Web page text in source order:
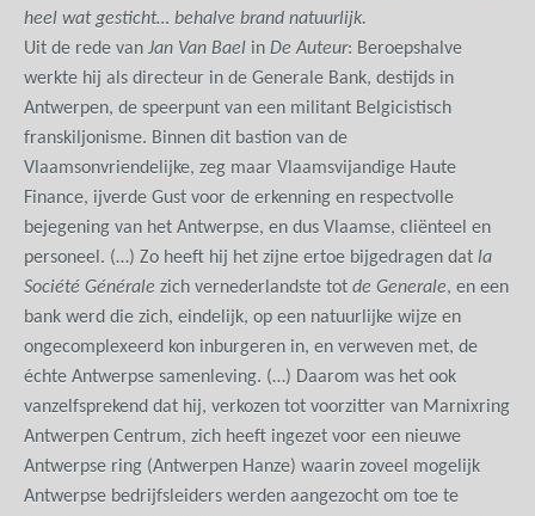
heel wat gesticht… behalve brand natuurlijk.
Uit de rede van Jan Van Bael in De Auteur: Beroepshalve
werkte hij als directeur in de Generale Bank, destijds in
Antwerpen, de speerpunt van een militant Belgicistisch
franskiljonisme. Binnen dit bastion van de
Vlaamsonvriendelijke, zeg maar Vlaamsvijandige Haute
Finance, ijverde Gust voor de erkenning en respectvolle
bejegening van het Antwerpse, en dus Vlaamse, cliënteel en
personeel. (…) Zo heeft hij het zijne ertoe bijgedragen dat la
Société Générale zich vernederlandste tot de Generale, en een
bank werd die zich, eindelijk, op een natuurlijke wijze en
ongecomplexeerd kon inburgeren in, en verweven met, de
échte Antwerpse samenleving. (…) Daarom was het ook
vanzelfsprekend dat hij, verkozen tot voorzitter van Marnixring
Antwerpen Centrum, zich heeft ingezet voor een nieuwe
Antwerpse ring (Antwerpen Hanze) waarin zoveel mogelijk
Antwerpse bedrijfsleiders werden aangezocht om toe te